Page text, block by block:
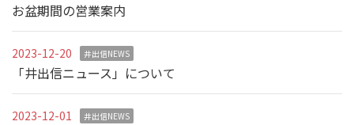
お盆期間の営業案内
2023-12-20 井出信NEWS
「井出信ニュース」について
2023-12-01 井出信NEWS